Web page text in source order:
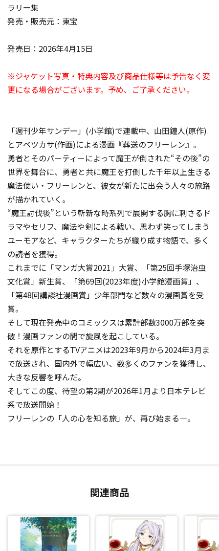
ラリー集
発売・販売元：東宝
発売日：2026年4月15日
※ジャケット写真・特典内容及び商品仕様等は予告なく変
更になる場合がございます。予め、ご了承ください。
「週刊少年サンデー」(小学館)で連載中、山田鐘人(原作)
とアベツカサ(作画)による漫画『葬送のフリーレン』。
勇者とそのパーティーによって魔王が倒された“その後”の
世界を舞台に、勇者と共に魔王を打倒した千年以上生きる
魔法使い・フリーレンと、彼女が新たに出会う人々の旅路
が描かれていく。
“魔王討伐後”という斬新な時系列で展開する胸に刺さるド
ラマやセリフ、魔法や剣による戦い、思わず笑ってしまう
ユーモアなど、キャラクターたちが織り成す物語で、多く
の読者を獲得。
これまでに「マンガ大賞2021」大賞、「第25回手塚治虫
文化賞」新生賞、「第69回(2023年度)小学館漫画賞」、
「第48回講談社漫画賞」少年部門など数々の漫画賞を受
賞。
そして現在発売中のコミックスは累計部数3000万部を突
破！漫画ファンの間で旋風を起こしている。
それを原作とするTVアニメは2023年9月から2024年3月ま
で放送され、国内外で幅広い、数多くのファンを獲得し、
大きな反響を呼んだ。
そしてこの度、待望の第2期が2026年1月より日本テレビ
系で放送開始！
フリーレンの「人の心を知る旅」が、再び始まる―。
関連商品